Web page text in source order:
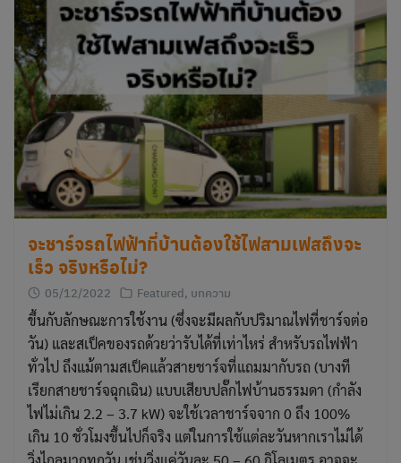
จะชาร์จรถไฟฟ้าที่บ้านต้องใช้ไฟสามเฟสถึงจะ
เร็ว จริงหรือไม่?
05/12/2022 Featured, บทความ
ขึ้นกับลักษณะการใช้งาน (ซึ่งจะมีผลกับปริมาณไฟที่ชาร์จต่อ
วัน) และสเป็คของรถด้วยว่ารับได้ที่เท่าไหร่ สำหรับรถไฟฟ้า
ทั่วไป ถึงแม้ตามสเป็คแล้วสายชาร์จที่แถมมากับรถ (บางที
เรียกสายชาร์จฉุกเฉิน) แบบเสียบปลั๊กไฟบ้านธรรมดา (กำลัง
ไฟไม่เกิน 2.2 – 3.7 kW) จะใช้เวลาชาร์จจาก 0 ถึง 100%
เกิน 10 ชั่วโมงขึ้นไปก็จริง แต่ในการใช้แต่ละวันหากเราไม่ได้